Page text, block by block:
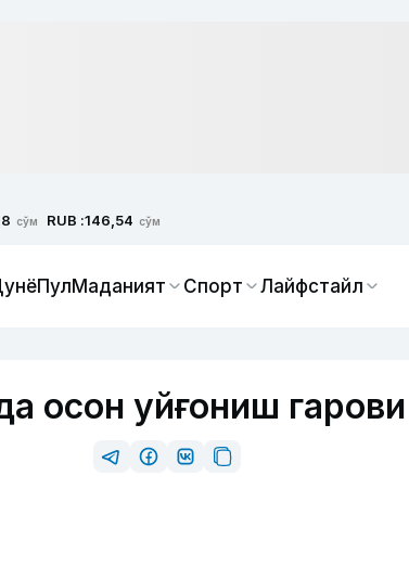
сўм RUB :146,54 сўм
ПулМаданият Спорт Лайфстайл
осон уйғониш гарови